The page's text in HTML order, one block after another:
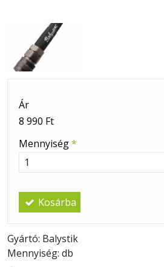
Ár
8 990 Ft
Mennyiség*
Kosárba
Gyártó: Balystik
Mennyiség: db